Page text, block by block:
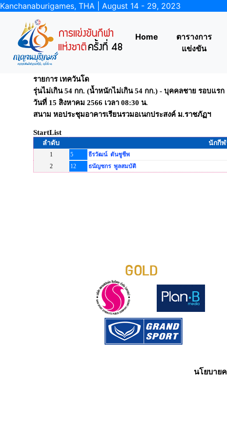
Kanchanaburigames, THA | August 14 - 29, 2023
Home
ตารางการ
แข่งขัน
รายการ เทควันโด
รุ่นไม่เกิน 54 กก. (น้ำหนักไม่เกิน 54 กก.) - บุคคลชาย รอบแรก
วันที่ 15 สิงหาคม 2566 เวลา 08:30 น.
สนาม หอประชุมอาคารเรียนรวมอเนกประสงค์ ม.ราชภัฏฯ
StartList
ลำดับ นักกีฬ
1 5 ธีรวัฒน์ ตันชูชีพ
2
12 ธนัญชกร พูลสมบัติ
นโยบาย